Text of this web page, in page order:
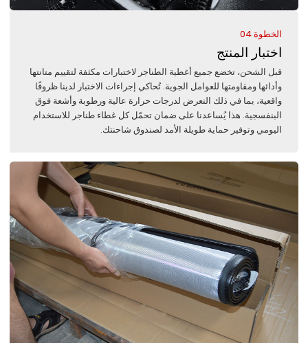
الخطوة 04
اختبار المنتج
قبل الشحن، تخضع جميع أغطية الطناجر لاختبارات مكثفة لتقييم متانتها
وأدائها ومقاومتها للعوامل الجوية. تُحاكي إجراءات الاختبار لدينا ظروفًا
واقعية، بما في ذلك التعرض لدرجات حرارة عالية ورطوبة وأشعة فوق
البنفسجية. هذا يُساعدنا على ضمان تحمّل كل غطاء طناجر للاستخدام
اليومي وتوفير حماية طويلة الأمد لصندوق شاحنتك.